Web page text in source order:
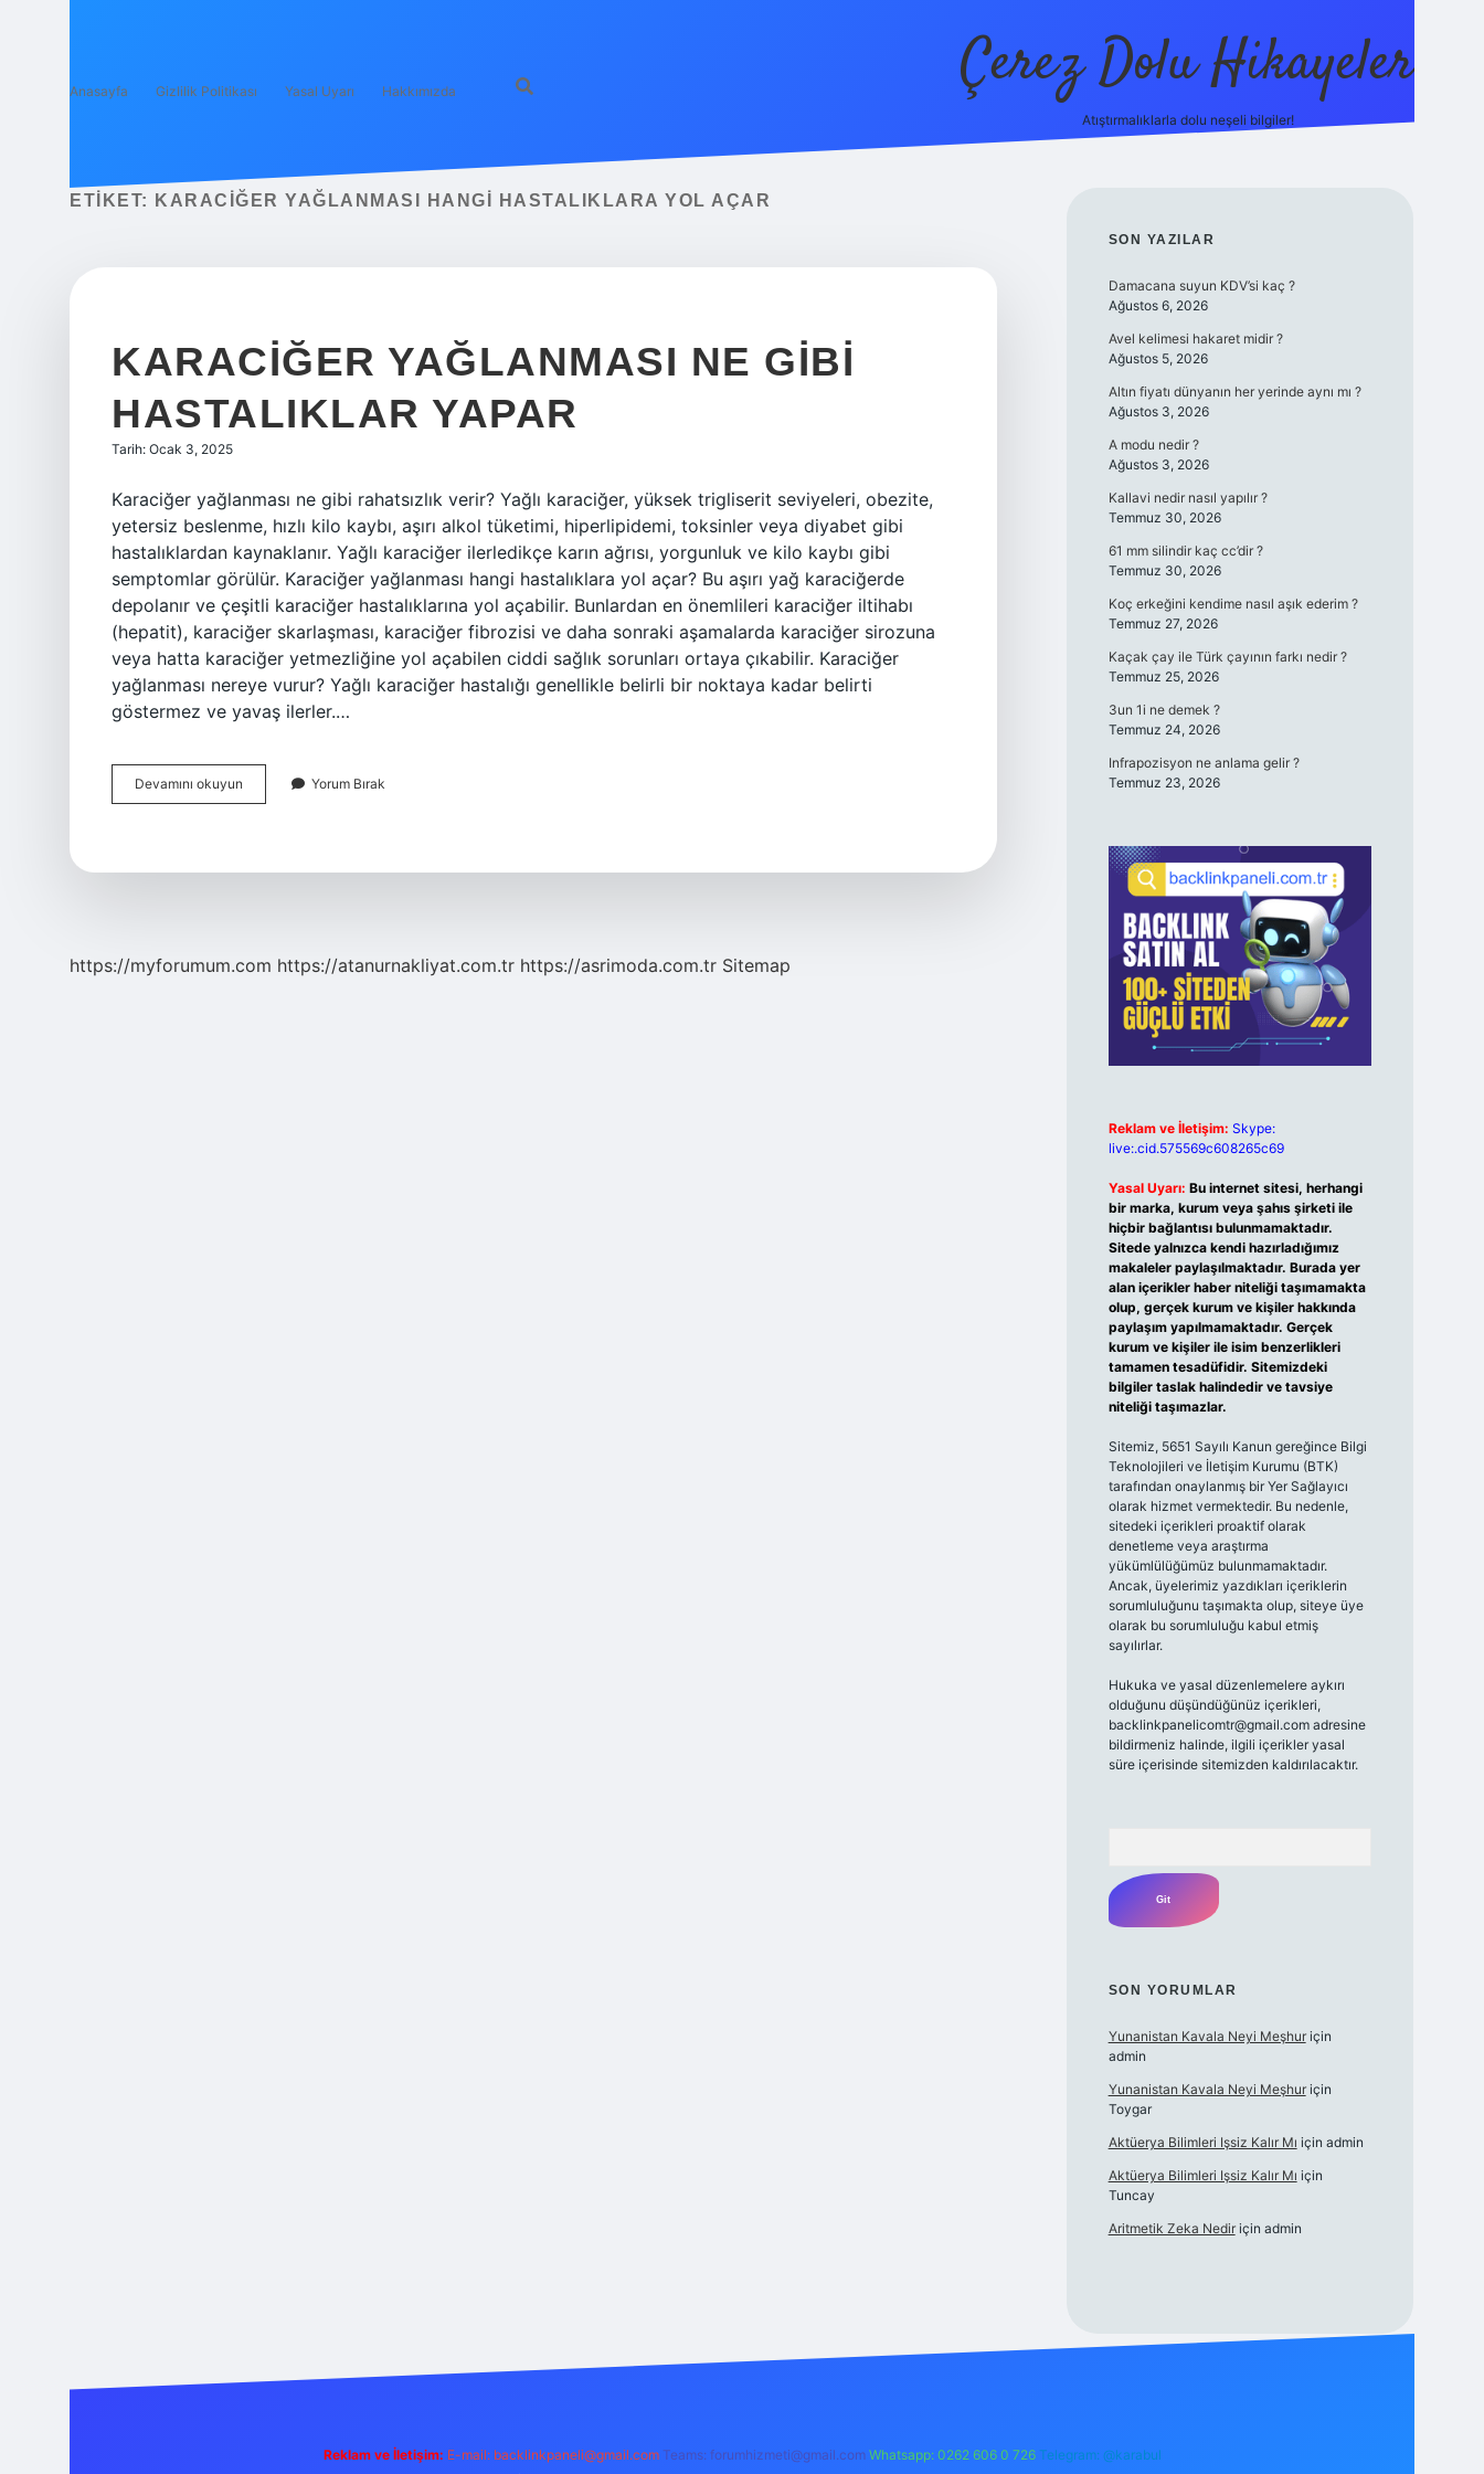
Anasayfa Gizlilik Politikası Yasal Uyarı Hakkımızda Çerez Dolu Hikayeler
Atıştırmalıklarla dolu neşeli bilgiler!
ETIKET: KARACIĞER YAĞLANMASI HANGI HASTALIKLARA YOL AÇAR
KARACIĞER YAĞLANMASI NE GIBI
HASTALIKLAR YAPAR
Tarih: Ocak 3, 2025
Karaciğer yağlanması ne gibi rahatsızlık verir? Yağlı karaciğer, yüksek trigliserit seviyeleri, obezite,
yetersiz beslenme, hızlı kilo kaybı, aşırı alkol tüketimi, hiperlipidemi, toksinler veya diyabet gibi
hastalıklardan kaynaklanır. Yağlı karaciğer ilerledikçe karın ağrısı, yorgunluk ve kilo kaybı gibi
semptomlar görülür. Karaciğer yağlanması hangi hastalıklara yol açar? Bu aşırı yağ karaciğerde
depolanır ve çeşitli karaciğer hastalıklarına yol açabilir. Bunlardan en önemlileri karaciğer iltihabı
(hepatit), karaciğer skarlaşması, karaciğer fibrozisi ve daha sonraki aşamalarda karaciğer sirozuna
veya hatta karaciğer yetmezliğine yol açabilen ciddi sağlık sorunları ortaya çıkabilir. Karaciğer
yağlanması nereye vurur? Yağlı karaciğer hastalığı genellikle belirli bir noktaya kadar belirti
göstermez ve yavaş ilerler.…
Devamını okuyun Karaciğer
Yağlanması
Yorum Bırak
https://myforumum.com https://atanurnakliyat.com.tr https://asrimoda.com.tr Sitemap
SIDEBAR
SON YAZILAR
Damacana suyun KDV’si kaç ?
Ağustos 6, 2026
Avel kelimesi hakaret midir ?
Ağustos 5, 2026
Altın fiyatı dünyanın her yerinde aynı mı ?
Ağustos 3, 2026
A modu nedir ?
Ağustos 3, 2026
Kallavi nedir nasıl yapılır ?
Temmuz 30, 2026
61 mm silindir kaç cc’dir ?
Temmuz 30, 2026
Koç erkeğini kendime nasıl aşık ederim ?
Temmuz 27, 2026
Kaçak çay ile Türk çayının farkı nedir ?
Temmuz 25, 2026
3un 1i ne demek ?
Temmuz 24, 2026
Infrapozisyon ne anlama gelir ?
Temmuz 23, 2026
Reklam ve İletişim: Skype:
live:.cid.575569c608265c69
Yasal Uyarı: Bu internet sitesi, herhangi
bir marka, kurum veya şahıs şirketi ile
hiçbir bağlantısı bulunmamaktadır.
Sitede yalnızca kendi hazırladığımız
makaleler paylaşılmaktadır. Burada yer
alan içerikler haber niteliği taşımamakta
olup, gerçek kurum ve kişiler hakkında
paylaşım yapılmamaktadır. Gerçek
kurum ve kişiler ile isim benzerlikleri
tamamen tesadüfidir. Sitemizdeki
bilgiler taslak halindedir ve tavsiye
niteliği taşımazlar.
Sitemiz, 5651 Sayılı Kanun gereğince Bilgi
Teknolojileri ve İletişim Kurumu (BTK)
tarafından onaylanmış bir Yer Sağlayıcı
olarak hizmet vermektedir. Bu nedenle,
sitedeki içerikleri proaktif olarak
denetleme veya araştırma
yükümlülüğümüz bulunmamaktadır.
Ancak, üyelerimiz yazdıkları içeriklerin
sorumluluğunu taşımakta olup, siteye üye
olarak bu sorumluluğu kabul etmiş
sayılırlar.
Hukuka ve yasal düzenlemelere aykırı
olduğunu düşündüğünüz içerikleri,
backlinkpanelicomtr@gmail.comadresine
bildirmeniz halinde, ilgili içerikler yasal
süre içerisinde sitemizden kaldırılacaktır.
SON YORUMLAR
Yunanistan Kavala Neyi Meşhuriçin
admin
Yunanistan Kavala Neyi Meşhuriçin
Toygar
Aktüerya Bilimleri Işsiz Kalır Mı için admin
Aktüerya Bilimleri Işsiz Kalır Mı için
Tuncay
Aritmetik Zeka Nediriçin admin
Reklam ve İletişim: E-mail: backlinkpaneli@gmail.com Teams: forumhizmeti@gmail.com Whatsapp: 0262 606 0 726 Telegram: @karabul